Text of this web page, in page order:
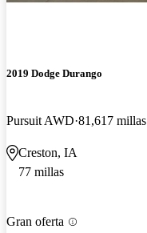
2019 Dodge Durango
Pursuit AWD 81,617 millas
Creston, IA
77 millas
Gran oferta